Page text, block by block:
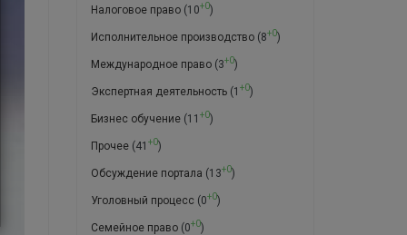
Налоговое право(10+0)
Исполнительное производство(8+0)
Международное право(3+0)
Экспертная деятельность(1 +0)
Бизнес обучение(11 +0)
Прочее(41 +0)
Обсуждение портала (13+0)
Уголовный процесс (0+0)
Семейное право(0+0)